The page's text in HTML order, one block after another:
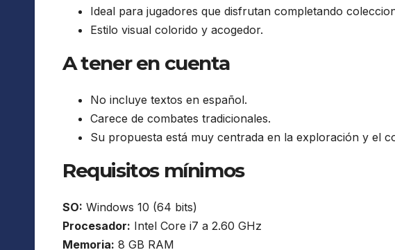
Ideal para jugadores que disfrutan completando
Estilo visual colorido y acogedor.
A tener en cuenta
No incluye textos en español.
Carece de combates tradicionales.
Su propuesta está muy centrada en la exploración y el
Requisitos mínimos
SO: Windows 10 (64 bits)
Procesador: Intel Core i7 a 2.60 GHz
Memoria: 8 GB RAM